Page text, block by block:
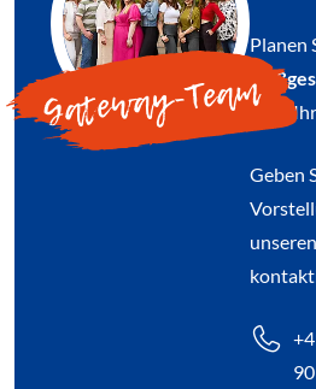
Gateway-Team
Planen
nach
Geben
unseren
90